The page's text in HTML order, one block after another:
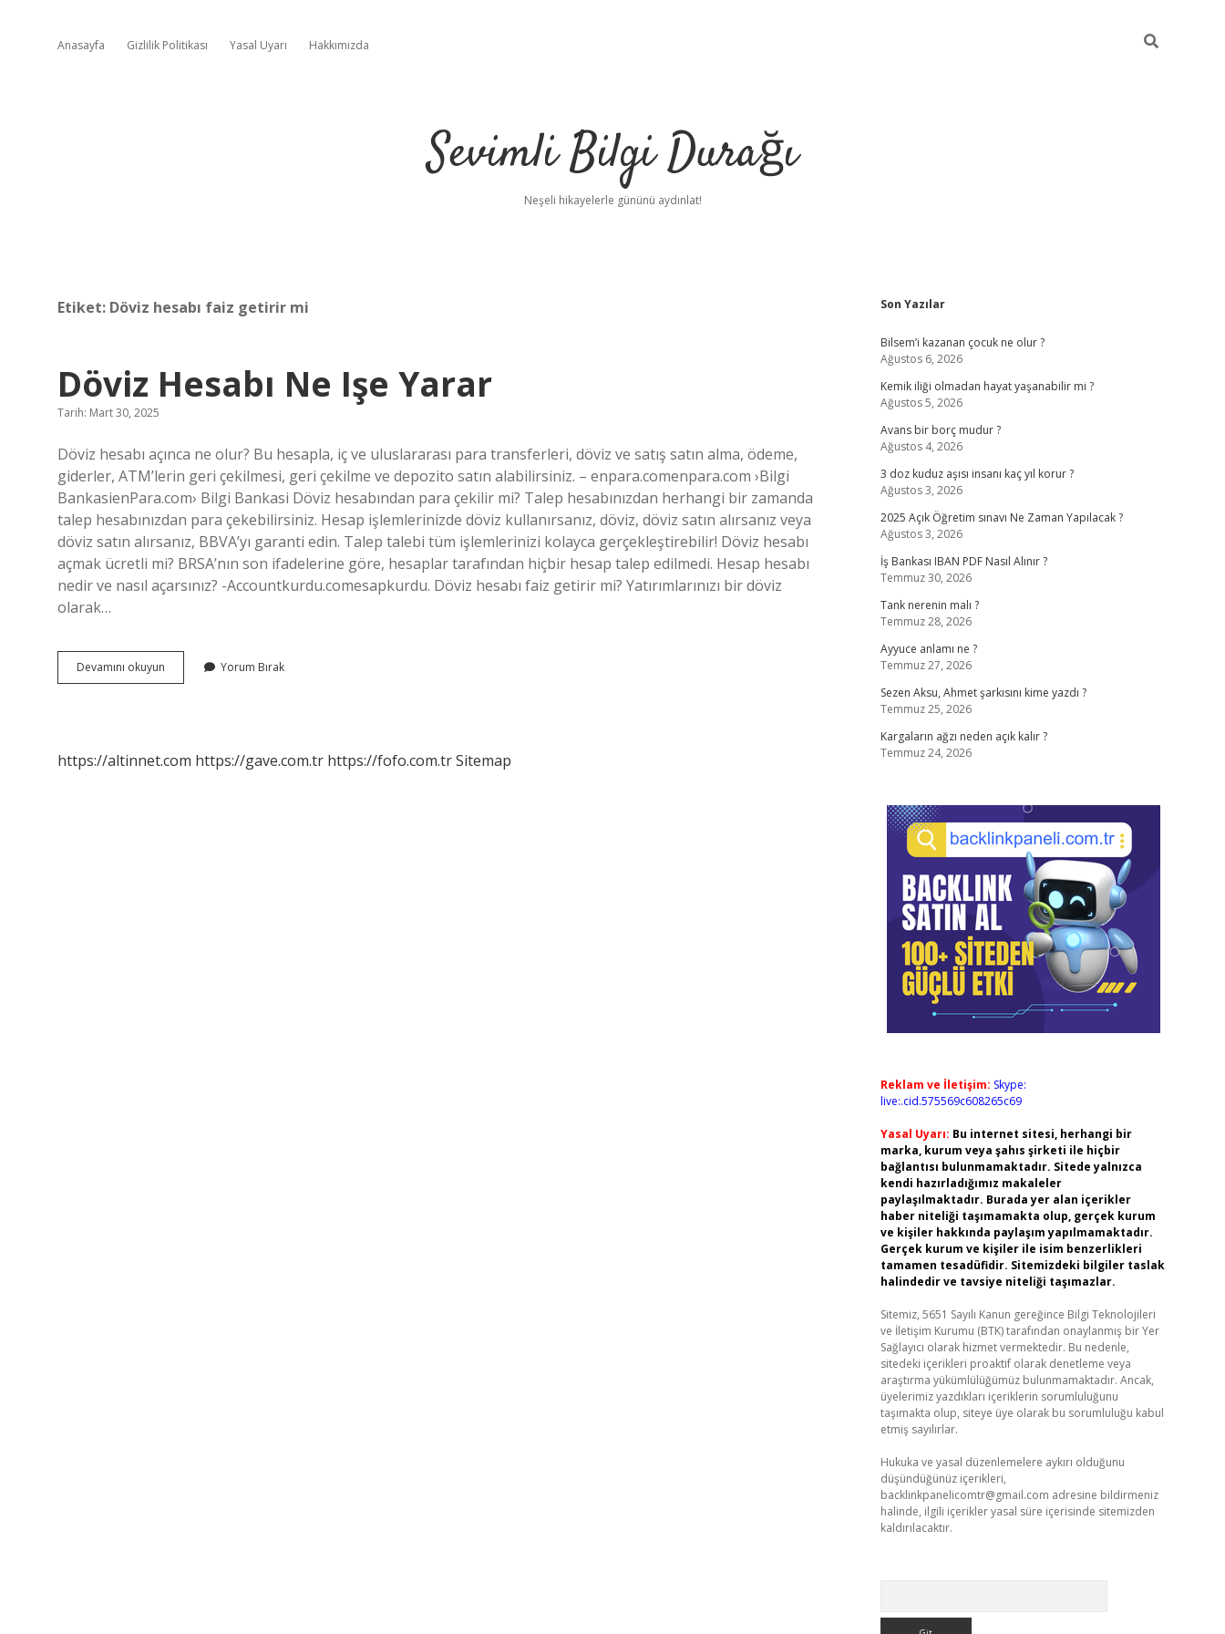
Anasayfa Gizlilik Politikası Yasal Uyarı Hakkımızda
Sevimli Bilgi Durağı
Neşeli hikayelerle gününü aydınlat!
Etiket: Döviz hesabı faiz getirir mi
Döviz Hesabı Ne Işe Yarar
Tarih: Mart 30, 2025
Döviz hesabı açınca ne olur? Bu hesapla, iç ve uluslararası para transferleri, döviz ve satış satın alma, ödeme,
giderler, ATM’lerin geri çekilmesi, geri çekilme ve depozito satın alabilirsiniz. – enpara.comenpara.com ›Bilgi
BankasienPara.com› Bilgi Bankasi Döviz hesabından para çekilir mi? Talep hesabınızdan herhangi bir zamanda
talep hesabınızdan para çekebilirsiniz. Hesap işlemlerinizde döviz kullanırsanız, döviz, döviz satın alırsanız veya
döviz satın alırsanız, BBVA’yı garanti edin. Talep talebi tüm işlemlerinizi kolayca gerçekleştirebilir! Döviz hesabı
açmak ücretli mi? BRSA’nın son ifadelerine göre, hesaplar tarafından hiçbir hesap talep edilmedi. Hesap hesabı
nedir ve nasıl açarsınız? -Accountkurdu.comesapkurdu. Döviz hesabı faiz getirir mi? Yatırımlarınızı bir döviz
olarak…
Devamını okuyun
Hesabı
Yorum Bırak
https://altinnet.com https://gave.com.tr https://fofo.com.trSitemap
Sidebar
Son Yazılar
Bilsem’i kazanan çocuk ne olur ?
Ağustos 6, 2026
Kemik iliği olmadan hayat yaşanabilir mi ?
Ağustos 5, 2026
Avans bir borç mudur ?
Ağustos 4, 2026
3 doz kuduz aşısı insanı kaç yıl korur ?
Ağustos 3, 2026
2025 Açık Öğretim sınavı Ne Zaman Yapılacak ?
Ağustos 3, 2026
İş Bankası IBAN PDF Nasıl Alınır ?
Temmuz 30, 2026
Tank nerenin malı ?
Temmuz 28, 2026
Ayyuce anlamı ne ?
Temmuz 27, 2026
Sezen Aksu, Ahmet şarkısını kime yazdı ?
Temmuz 25, 2026
Kargaların ağzı neden açık kalır ?
Temmuz 24, 2026
Reklam ve İletişim: Skype:
live:.cid.575569c608265c69
Yasal Uyarı: Bu internet sitesi, herhangi bir
marka, kurum veya şahıs şirketi ile hiçbir
bağlantısı bulunmamaktadır. Sitede yalnızca
kendi hazırladığımız makaleler
paylaşılmaktadır. Burada yer alan içerikler
haber niteliği taşımamakta olup, gerçek kurum
ve kişiler hakkında paylaşım yapılmamaktadır.
Gerçek kurum ve kişiler ile isim benzerlikleri
tamamen tesadüfidir. Sitemizdeki bilgiler taslak
halindedir ve tavsiye niteliği taşımazlar.
Sitemiz, 5651 Sayılı Kanun gereğince Bilgi Teknolojileri
ve İletişim Kurumu (BTK) tarafından onaylanmış bir Yer
Sağlayıcı olarak hizmet vermektedir. Bu nedenle,
sitedeki içerikleri proaktif olarak denetleme veya
araştırma yükümlülüğümüz bulunmamaktadır. Ancak,
üyelerimiz yazdıkları içeriklerin sorumluluğunu
taşımakta olup, siteye üye olarak bu sorumluluğu kabul
etmiş sayılırlar.
Hukuka ve yasal düzenlemelere aykırı olduğunu
düşündüğünüz içerikleri,
backlinkpanelicomtr@gmail.com adresine bildirmeniz
halinde, ilgili içerikler yasal süre içerisinde sitemizden
kaldırılacaktır.